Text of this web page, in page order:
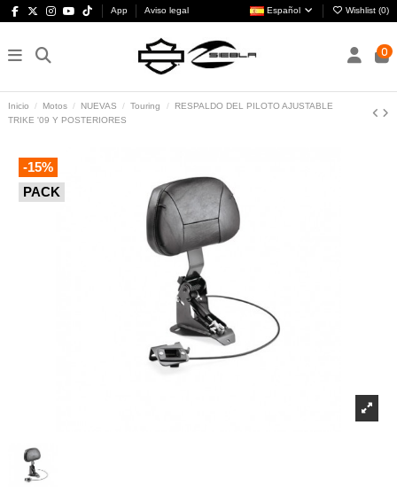
App Aviso legal Español Wishlist (0)
0
Inicio Motos NUEVAS Touring
RESPALDO DEL PILOTO AJUSTABLE
TRIKE '09 Y POSTERIORES
-15%
PACK